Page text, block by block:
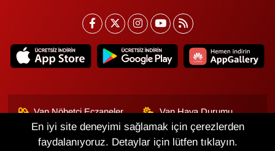
Van Nöbetçi Eczaneler Van Hava Durumu
Van Namaz Vakitleri
Van Trafik Yoğunluk
Haritası
En iyi site deneyimi sağlamak için çerezlerden
faydalanıyoruz. Detaylar için lütfen tıklayın.